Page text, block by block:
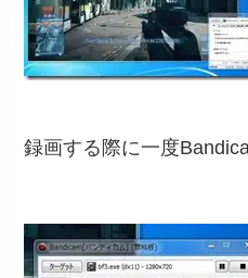
録画する際に一度